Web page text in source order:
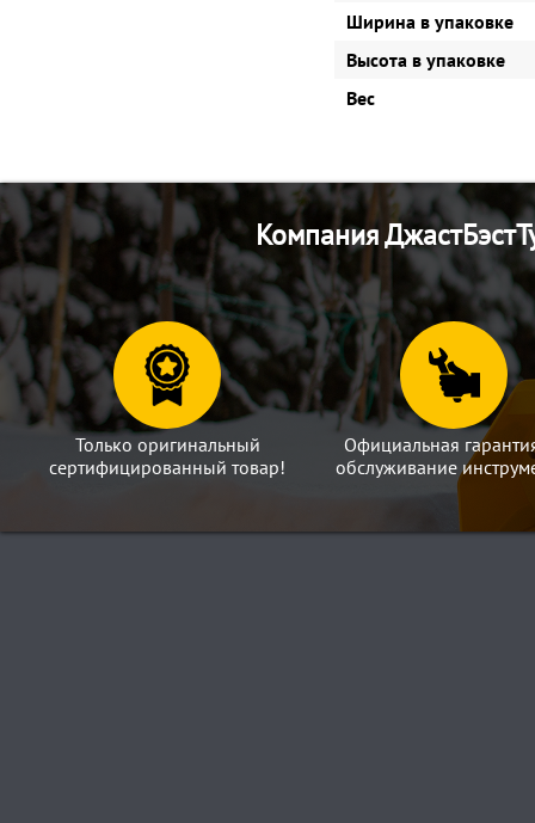
Ширина в упаковке
Высота в упаковке
Вес
Компания
Только оригинальный
сертифицированный товар!
Официальная
обслуживание